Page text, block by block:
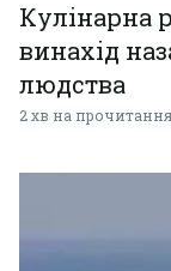
Кулінарна
винахід
людства
2 хв на прочитання